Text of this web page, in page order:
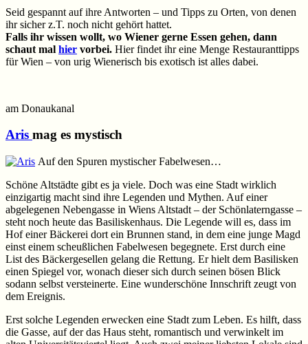
Seid gespannt auf ihre Antworten – und Tipps zu Orten, von denen
ihr sicher z.T. noch nicht gehört hattet.
Falls ihr wissen wollt, wo Wiener gerne Essen gehen, dann
schaut mal hier vorbei. Hier findet ihr eine Menge Restauranttipps
für Wien – von urig Wienerisch bis exotisch ist alles dabei.
am Donaukanal
Aris mag es mystisch
Auf den Spuren mystischer Fabelwesen…
Schöne Altstädte gibt es ja viele. Doch was eine Stadt wirklich
einzigartig macht sind ihre Legenden und Mythen. Auf einer
abgelegenen Nebengasse in Wiens Altstadt – der Schönlaterngasse –
steht noch heute das Basiliskenhaus. Die Legende will es, dass im
Hof einer Bäckerei dort ein Brunnen stand, in dem eine junge Magd
einst einem scheußlichen Fabelwesen begegnete. Erst durch eine
List des Bäckergesellen gelang die Rettung. Er hielt dem Basilisken
einen Spiegel vor, wonach dieser sich durch seinen bösen Blick
sodann selbst versteinerte. Eine wunderschöne Innschrift zeugt von
dem Ereignis.
Erst solche Legenden erwecken eine Stadt zum Leben. Es hilft, dass
die Gasse, auf der das Haus steht, romantisch und verwinkelt im